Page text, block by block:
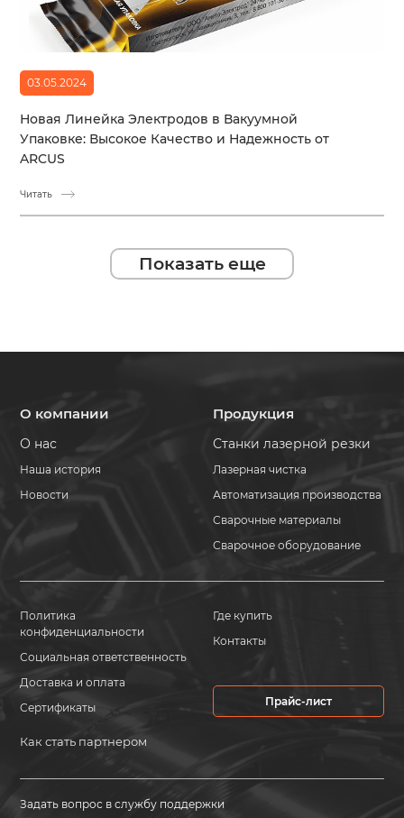
03.05.2024
Новая Линейка Электродов в Вакуумной
Упаковке: Высокое Качество и Надежность от
ARCUS
Читать
Показать еще
О компании
О нас
Наша история
Новости
Продукция
Станки лазерной резки
Лазерная чистка
Автоматизация производства
Сварочные материалы
Сварочное оборудование
Политика
конфиденциальности
Социальная ответственность
Доставка и оплата
Сертификаты
Как стать партнером
Где купить
Контакты
Прайс-лист
Задать вопрос в службу поддержки